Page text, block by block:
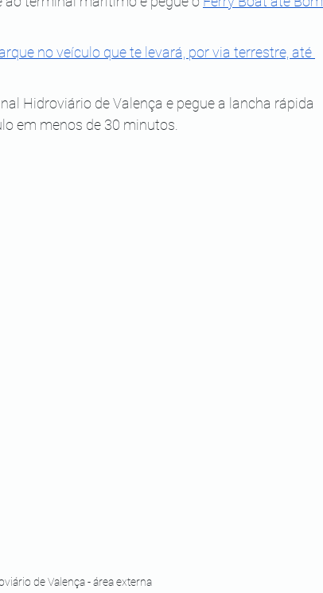
no veículo que te levará, por via terrestre, até
Hidroviário de Valença e pegue a lancha rápida
em menos de 30 minutos.
de Valença - área externa